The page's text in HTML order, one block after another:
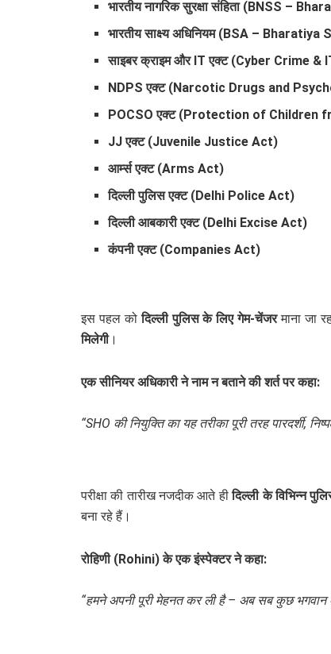
भारतीय नागरिक सुरक्षा संहिता (BNSS –
भारतीय साक्ष्य अधिनियम (BSA –
साइबर क्राइम और IT एक्ट (Cyber Crime &
NDPS एक्ट (Narcotic Drugs and
POCSO एक्ट (Protection of Children
JJ एक्ट (Juvenile Justice Act)
आर्म्स एक्ट (Arms Act)
दिल्ली पुलिस एक्ट (Delhi Police Act)
दिल्ली आबकारी एक्ट (Delhi Excise Act)
कंपनी एक्ट (Companies Act)
इस पहल कोदिल्ली पुलिस के लिए गेम-चेंजरमाना जा
मिलेगी।
एक सीनियर अधिकारी ने नाम न बताने की शर्त पर कहा:
“SHO की नियुक्ति का यह तरीका पूरी तरह पारदर्शी,
परीक्षा की तारीख नजदीक आते हीदिल्ली के विभिन्न
बना रहे हैं।
रोहिणी (Rohini) के एक इंस्पेक्टर ने कहा:
“हमने अपनी पूरी मेहनत कर ली है – अब सब कुछ